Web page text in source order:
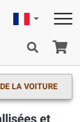
Française
LA VOITURE
et